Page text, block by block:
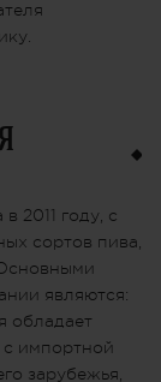
2011 году, с
сортов пива,
являются:
обладает
импортной
зарубежья,